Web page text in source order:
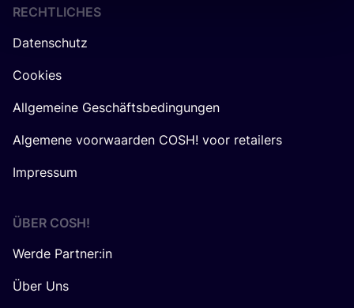
RECHTLICHES
Datenschutz
Cookies
Allgemeine Geschäftsbedingungen
Algemene voorwaarden COSH! voor retailers
Impressum
ÜBER COSH!
Werde Partner:in
Über Uns